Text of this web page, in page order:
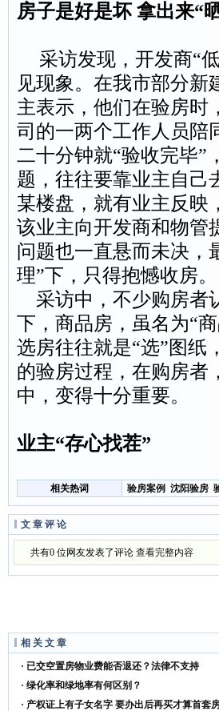
房子是好是坏 拿出来“
采访发现 ， 开发商“
见现象。在我市部分
主表示，他们在验房时
司的一两个工作人员陪
二十分钟就“验收完毕”
题，往往要靠业主自己
某楼盘，就有业主反映
该业主向开发商和物管
问题也一直悬而未决，
理”下，只得抱憾收房。
采访中，不少购房者
下，商品房，虽名为“
选房往往就是“选”图纸
的验房过程，在购房者
中，变得十分重要。
业主“存心找茬”
相关热词 验房案例 沈阳验房
相关文章
· 已交空置房物业费能否退还？法律不支持
· 绿化率和绿地率有何区别？
· 产权证上有子女名字 要办出后再买才算首套